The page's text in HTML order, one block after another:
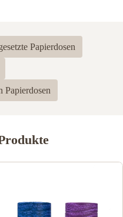
Papierdosen
Papierdosen